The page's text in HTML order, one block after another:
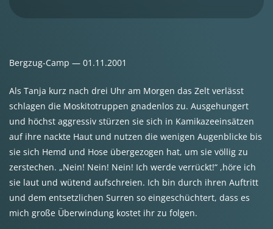
Bergzug-Camp — 01.11.2001
Als Tanja kurz nach drei Uhr am Morgen das Zelt verlässt
schlagen die Moskitotruppen gnadenlos zu. Ausgehungert
und höchst aggressiv stürzen sie sich in Kamikazeeinsätzen
auf ihre nackte Haut und nutzen die wenigen Augenblicke bis
sie sich Hemd und Hose übergezogen hat, um sie völlig zu
zerstechen. „Nein! Nein! Nein! Ich werde verrückt!“ ,höre ich
sie laut und wütend aufschreien. Ich bin durch ihren Auftritt
und dem entsetzlichen Surren so eingeschüchtert, dass es
mich große Überwindung kostet ihr zu folgen.